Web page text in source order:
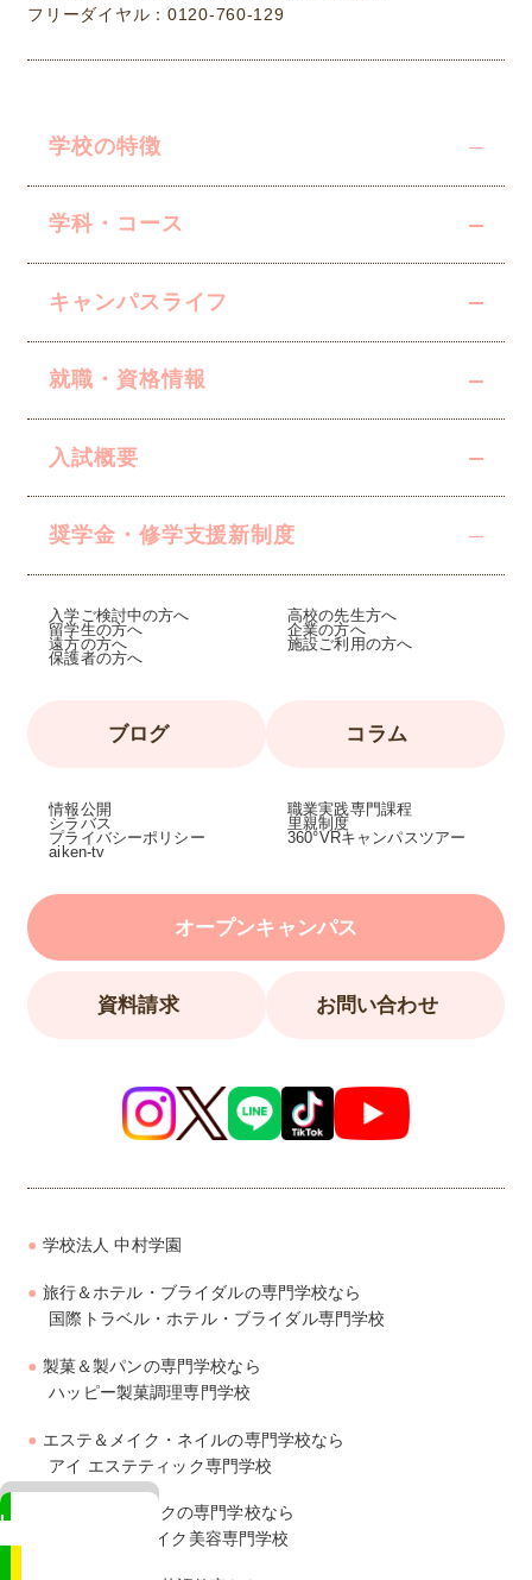
LINE
学校の特徴
学科・コース
キャンパスライフ
就職・資格情報
入試概要
奨学金・修学支援新制度
ブログ コラム
入学ご検討中の方へ
留学生の方へ
遠方の方へ
保護者の方へ
高校の先生方へ
企業の方へ
施設ご利用の方へ
職業実践専門課程
情報公開
シラバス
プライバシーポリシー
360°VRキャンパスツアー
里親制度
aiken-tv
オープンキャンパス
資料請求 お問い合わせ
学校法人 中村学園
旅行＆ホテル・ブライダルの専門学校なら
国際トラベル・ホテル・ブライダル専門学校
製菓＆製パンの専門学校なら
ハッピー製菓調理専門学校
エステ＆メイク・ネイルの専門学校なら
アイ エステティック専門学校
美容＆ヘアメイクの専門学校なら
ジェイ ヘアメイク美容専門学校
フリーダイヤル：0120-760-129